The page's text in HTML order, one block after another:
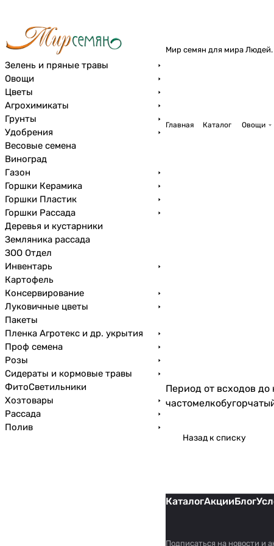
Мир семян для мира Людей.
Главная Каталог Овощи
Период от всходов
Назад к списку
КаталогАкцииБлог
Подписаться на новости и
Зелень и пряные травы
Овощи
Цветы
Агрохимикаты
Грунты
Удобрения
Весовые семена
Виноград
Газон
Горшки Керамика
Горшки Пластик
Горшки Рассада
Деревья и кустарники
Земляника рассада
ЗОО Отдел
Инвентарь
Картофель
Консервирование
Луковичные цветы
Пакеты
Пленка Агротекс и др. укрытия
Проф семена
Розы
Сидераты и кормовые травы
ФитоСветильники
Хозтовары
Рассада
Полив